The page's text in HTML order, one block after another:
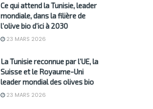
Ce qui attend la Tunisie, leader
mondiale, dans la filière de
l’olive bio d’ici à 2030
23 MARS 2026
La Tunisie reconnue par l’UE, la
Suisse et le Royaume-Uni
leader mondial des olives bio
23 MARS 2026